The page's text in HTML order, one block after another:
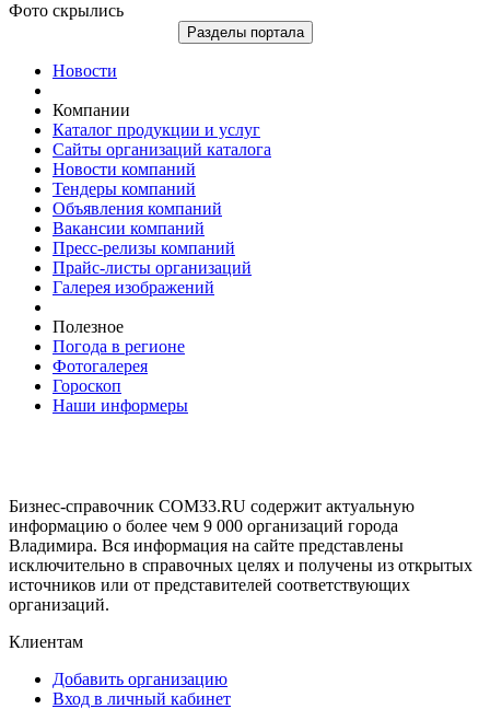
Фото скрылись
Разделы портала
Новости
Компании
Каталог продукции и услуг
Сайты организаций каталога
Новости компаний
Тендеры компаний
Объявления компаний
Вакансии компаний
Пресс-релизы компаний
Прайс-листы организаций
Галерея изображений
Полезное
Погода в регионе
Фотогалерея
Гороскоп
Наши информеры
Бизнес-справочник COM33.RU содержит актуальную
информацию о более чем 9 000 организаций города
Владимира. Вся информация на сайте представлены
исключительно в справочных целях и получены из открытых
источников или от представителей соответствующих
организаций.
Клиентам
Добавить организацию
Вход в личный кабинет